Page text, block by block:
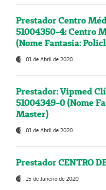
Prestador Centro
51004350-4: Centro
(Nome Fantasia:
01 de Abril de 2020
Prestador: Vipmed
51004349-0 (Nome
Master)
01 de Abril de 2020
Prestador CENTRO
15 de Janeiro de 2020